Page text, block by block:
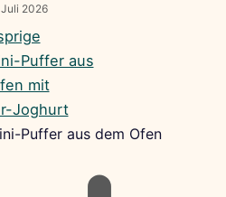
Juli 2026
Puffer aus dem Ofen